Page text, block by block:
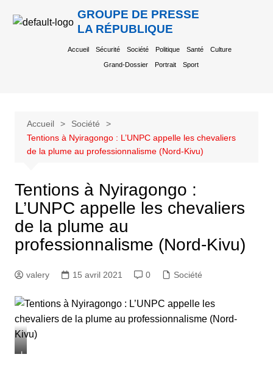
GROUPE DE PRESSE
LA RÉPUBLIQUE
Accueil Sécurité Société Politique Santé Culture
Grand-Dossier Portrait Sport
Accueil
Société
Tentions à Nyiragongo : L’UNPC appelle les chevaliers
de la plume au professionnalisme (Nord-Kivu)
Tentions à Nyiragongo :
L’UNPC appelle les chevaliers
de la plume au
professionnalisme (Nord-Kivu)
valery 15 avril 2021 0 Société
L